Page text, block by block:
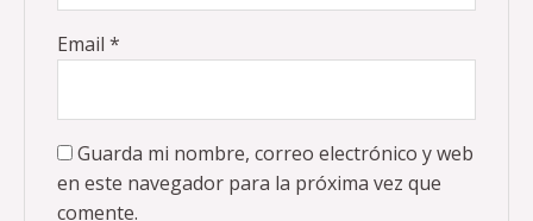
Email *
Guarda mi nombre, correo electrónico y web
en este navegador para la próxima vez que
comente.